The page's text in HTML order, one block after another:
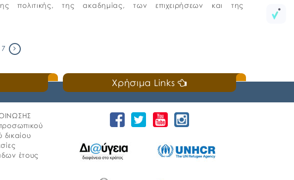
πολιτικής, της ακαδημίας, των επιχειρήσεων και της
δικαίου
έτους
Χρήσιμα Links